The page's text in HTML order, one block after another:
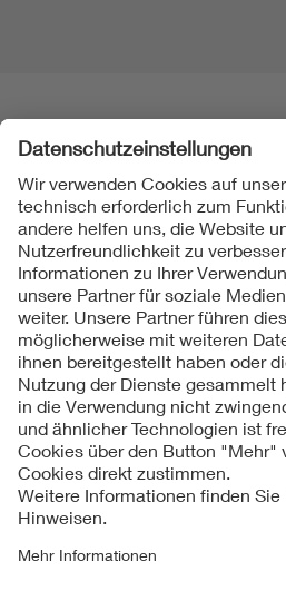
Folgen Sie uns
Kontakt
Impressum
Datenschutzinformationen
Cookie Hinweise
Compliance